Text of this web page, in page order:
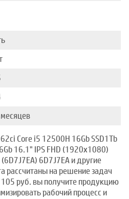
Core i5 12500H 16Gb SSD1Tb
16.1" IPS FHD (1920x1080)
6D7J7EA и другие
рассчитаны на решение задач
руб. вы получите продукцию
рабочий процесс и